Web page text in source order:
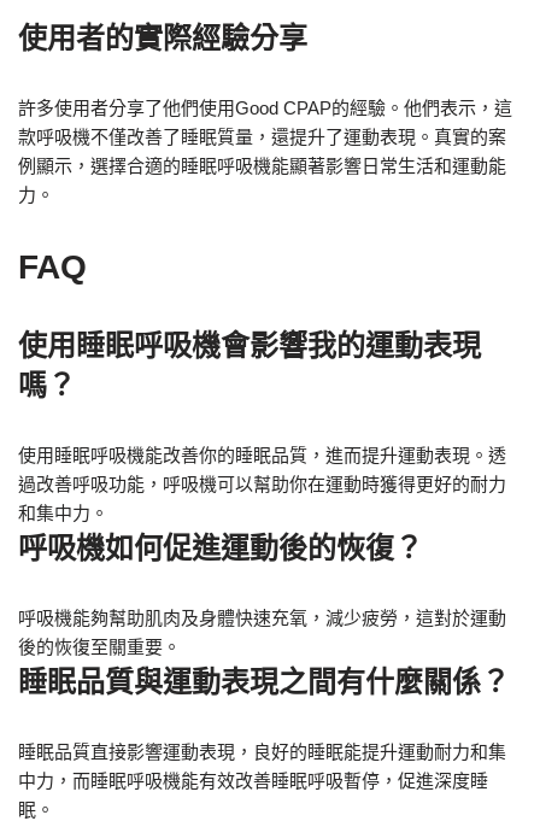
使用者的實際經驗分享
許多使用者分享了他們使用Good CPAP的經驗。他們表示，這
款呼吸機不僅改善了睡眠質量，還提升了運動表現。真實的案
例顯示，選擇合適的睡眠呼吸機能顯著影響日常生活和運動能
力。
FAQ
使用睡眠呼吸機會影響我的運動表現
嗎？
使用睡眠呼吸機能改善你的睡眠品質，進而提升運動表現。透
過改善呼吸功能，呼吸機可以幫助你在運動時獲得更好的耐力
和集中力。
呼吸機如何促進運動後的恢復？
呼吸機能夠幫助肌肉及身體快速充氧，減少疲勞，這對於運動
後的恢復至關重要。
睡眠品質與運動表現之間有什麼關係？
睡眠品質直接影響運動表現，良好的睡眠能提升運動耐力和集
中力，而睡眠呼吸機能有效改善睡眠呼吸暫停，促進深度睡
眠。